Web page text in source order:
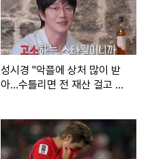
성시경 "악플에 상처 많이 받
아…수틀리면 전 재산 걸고 고